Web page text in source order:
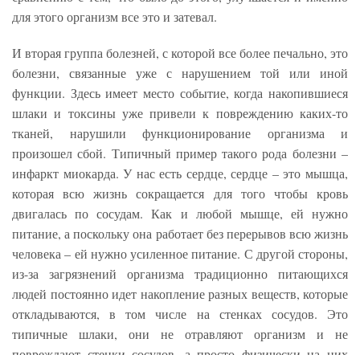
для этого организм все это и затевал.
И вторая группа болезней, с которой все более печально, это
болезни, связанные уже с нарушением той или иной
функции. Здесь имеет место событие, когда накопившиеся
шлаки и токсины уже привели к повреждению каких-то
тканей, нарушили функционирование организма и
произошел сбой. Типичный пример такого рода болезни –
инфаркт миокарда. У нас есть сердце, сердце – это мышца,
которая всю жизнь сокращается для того чтобы кровь
двигалась по сосудам. Как и любой мышце, ей нужно
питание, а поскольку она работает без перерывов всю жизнь
человека – ей нужно усиленное питание. С другой стороны,
из-за загрязнений организма традиционно питающихся
людей постоянно идет накопление разных веществ, которые
откладываются, в том числе на стенках сосудов. Это
типичные шлаки, они не отравляют организм и не